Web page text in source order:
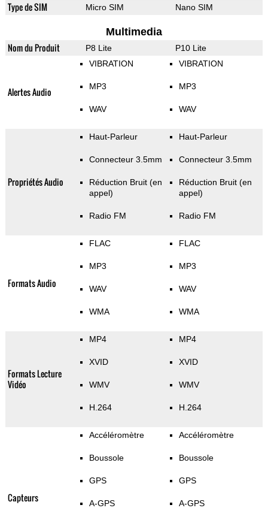
Type de SIM Micro SIM Nano SIM
Multimedia
Nom du Produit P8 Lite P10 Lite
Alertes Audio
VIBRATION
MP3
WAV
VIBRATION
MP3
WAV
Propriétés Audio
Haut-Parleur
Connecteur 3.5mm
Réduction Bruit (en
appel)
Radio FM
Haut-Parleur
Connecteur 3.5mm
Réduction Bruit (en
appel)
Radio FM
Formats Audio
FLAC
MP3
WAV
WMA
FLAC
MP3
WAV
WMA
Formats Lecture
Vidéo
MP4
XVID
WMV
H.264
MP4
XVID
WMV
H.264
Capteurs
Accéléromètre
Boussole
GPS
A-GPS
Accéléromètre
Boussole
GPS
A-GPS